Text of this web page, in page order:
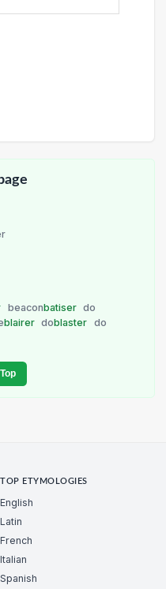
beaconbatiser do
blairer doblaster do
TOP ETYMOLOGIES
English
Latin
French
Italian
Spanish